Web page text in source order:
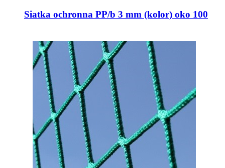
Siatka ochronna PP/b 3 mm (kolor) oko 100